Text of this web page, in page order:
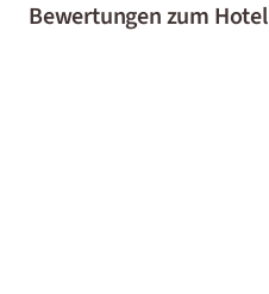
Bewertungen zum Hotel